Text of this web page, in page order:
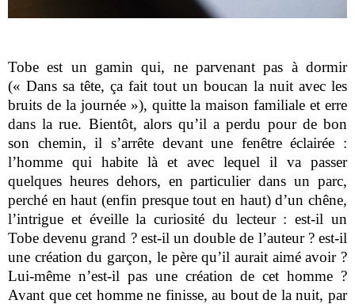
Tobe est un gamin qui, ne parvenant pas à dormir
(« Dans sa tête, ça fait tout un boucan la nuit avec les
bruits de la journée »), quitte la maison familiale et erre
dans la rue. Bientôt, alors qu’il a perdu pour de bon
son chemin, il s’arrête devant une fenêtre éclairée :
l’homme qui habite là et avec lequel il va passer
quelques heures dehors, en particulier dans un parc,
perché en haut (enfin presque tout en haut) d’un chêne,
l’intrigue et éveille la curiosité du lecteur : est-il un
Tobe devenu grand ? est-il un double de l’auteur ? est-il
une création du garçon, le père qu’il aurait aimé avoir ?
Lui-même n’est-il pas une création de cet homme ?
Avant que cet homme ne finisse, au bout de la nuit, par